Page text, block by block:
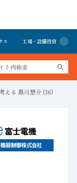
ス 工場・設備投資
こちら
える 黒川想介 (36)